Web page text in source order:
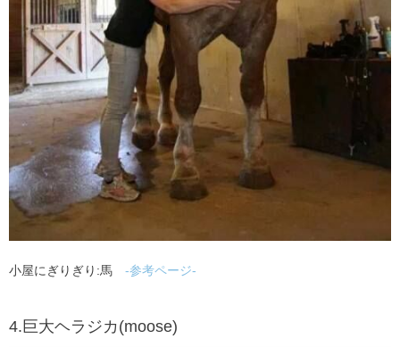
小屋にぎりぎり:馬 -参考ページ-
4.巨大ヘラジカ(moose)